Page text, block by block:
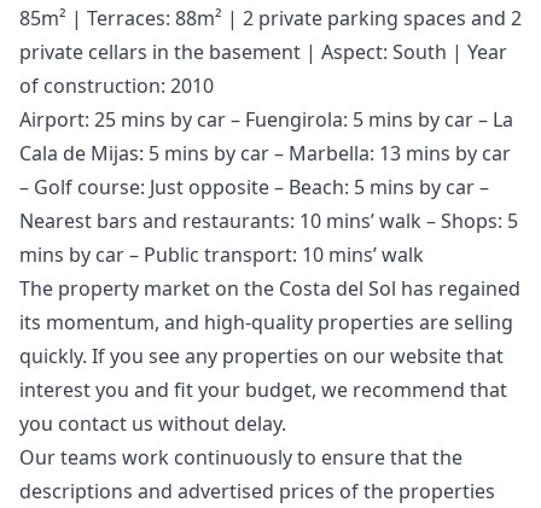
85m² | Terraces: 88m² | 2 private parking spaces and 2
private cellars in the basement | Aspect: South | Year
of construction: 2010
Airport: 25 mins by car – Fuengirola: 5 mins by car – La
Cala de Mijas: 5 mins by car – Marbella: 13 mins by car
– Golf course: Just opposite – Beach: 5 mins by car –
Nearest bars and restaurants: 10 mins’ walk – Shops: 5
mins by car – Public transport: 10 mins’ walk
The property market on the Costa del Sol has regained
its momentum, and high-quality properties are selling
quickly. If you see any properties on our website that
interest you and fit your budget, we recommend that
you contact us without delay.
Our teams work continuously to ensure that the
descriptions and advertised prices of the properties